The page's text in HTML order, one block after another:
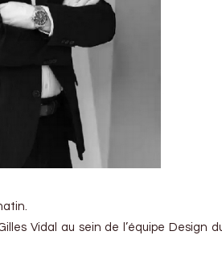
Vidal au sein de l’équipe Design